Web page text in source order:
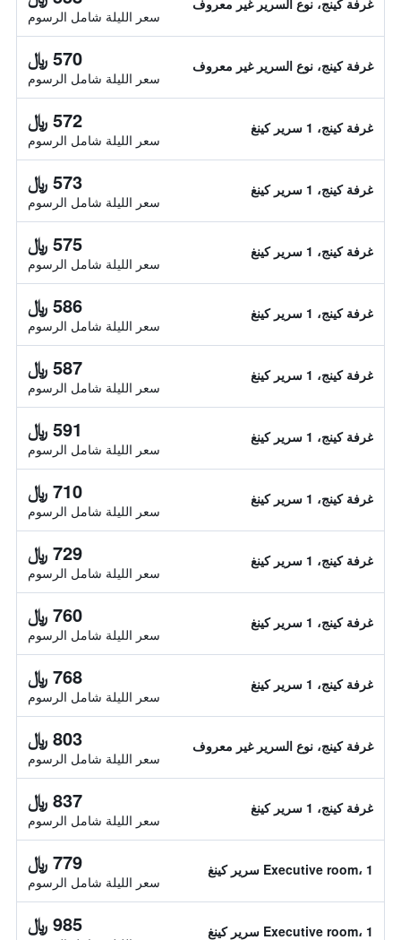
غرفة كينج، نوع السرير غير معروف
سعر الليلة شامل الرسوم
غرفة كينج، نوع السرير غير معروف 570 ﷼
سعر الليلة شامل الرسوم
غرفة كينج، 1 سرير كينغ 572 ﷼
سعر الليلة شامل الرسوم
غرفة كينج، 1 سرير كينغ 573 ﷼
سعر الليلة شامل الرسوم
غرفة كينج، 1 سرير كينغ 575 ﷼
سعر الليلة شامل الرسوم
غرفة كينج، 1 سرير كينغ 586 ﷼
سعر الليلة شامل الرسوم
غرفة كينج، 1 سرير كينغ 587 ﷼
سعر الليلة شامل الرسوم
غرفة كينج، 1 سرير كينغ 591 ﷼
سعر الليلة شامل الرسوم
غرفة كينج، 1 سرير كينغ 710 ﷼
سعر الليلة شامل الرسوم
غرفة كينج، 1 سرير كينغ 729 ﷼
سعر الليلة شامل الرسوم
غرفة كينج، 1 سرير كينغ 760 ﷼
سعر الليلة شامل الرسوم
غرفة كينج، 1 سرير كينغ 768 ﷼
سعر الليلة شامل الرسوم
غرفة كينج، نوع السرير غير معروف 803 ﷼
سعر الليلة شامل الرسوم
غرفة كينج، 1 سرير كينغ 837 ﷼
سعر الليلة شامل الرسوم
Executive room، 1 سرير كينغ 779 ﷼
سعر الليلة شامل الرسوم
Executive room، 1 سرير كينغ 985 ﷼